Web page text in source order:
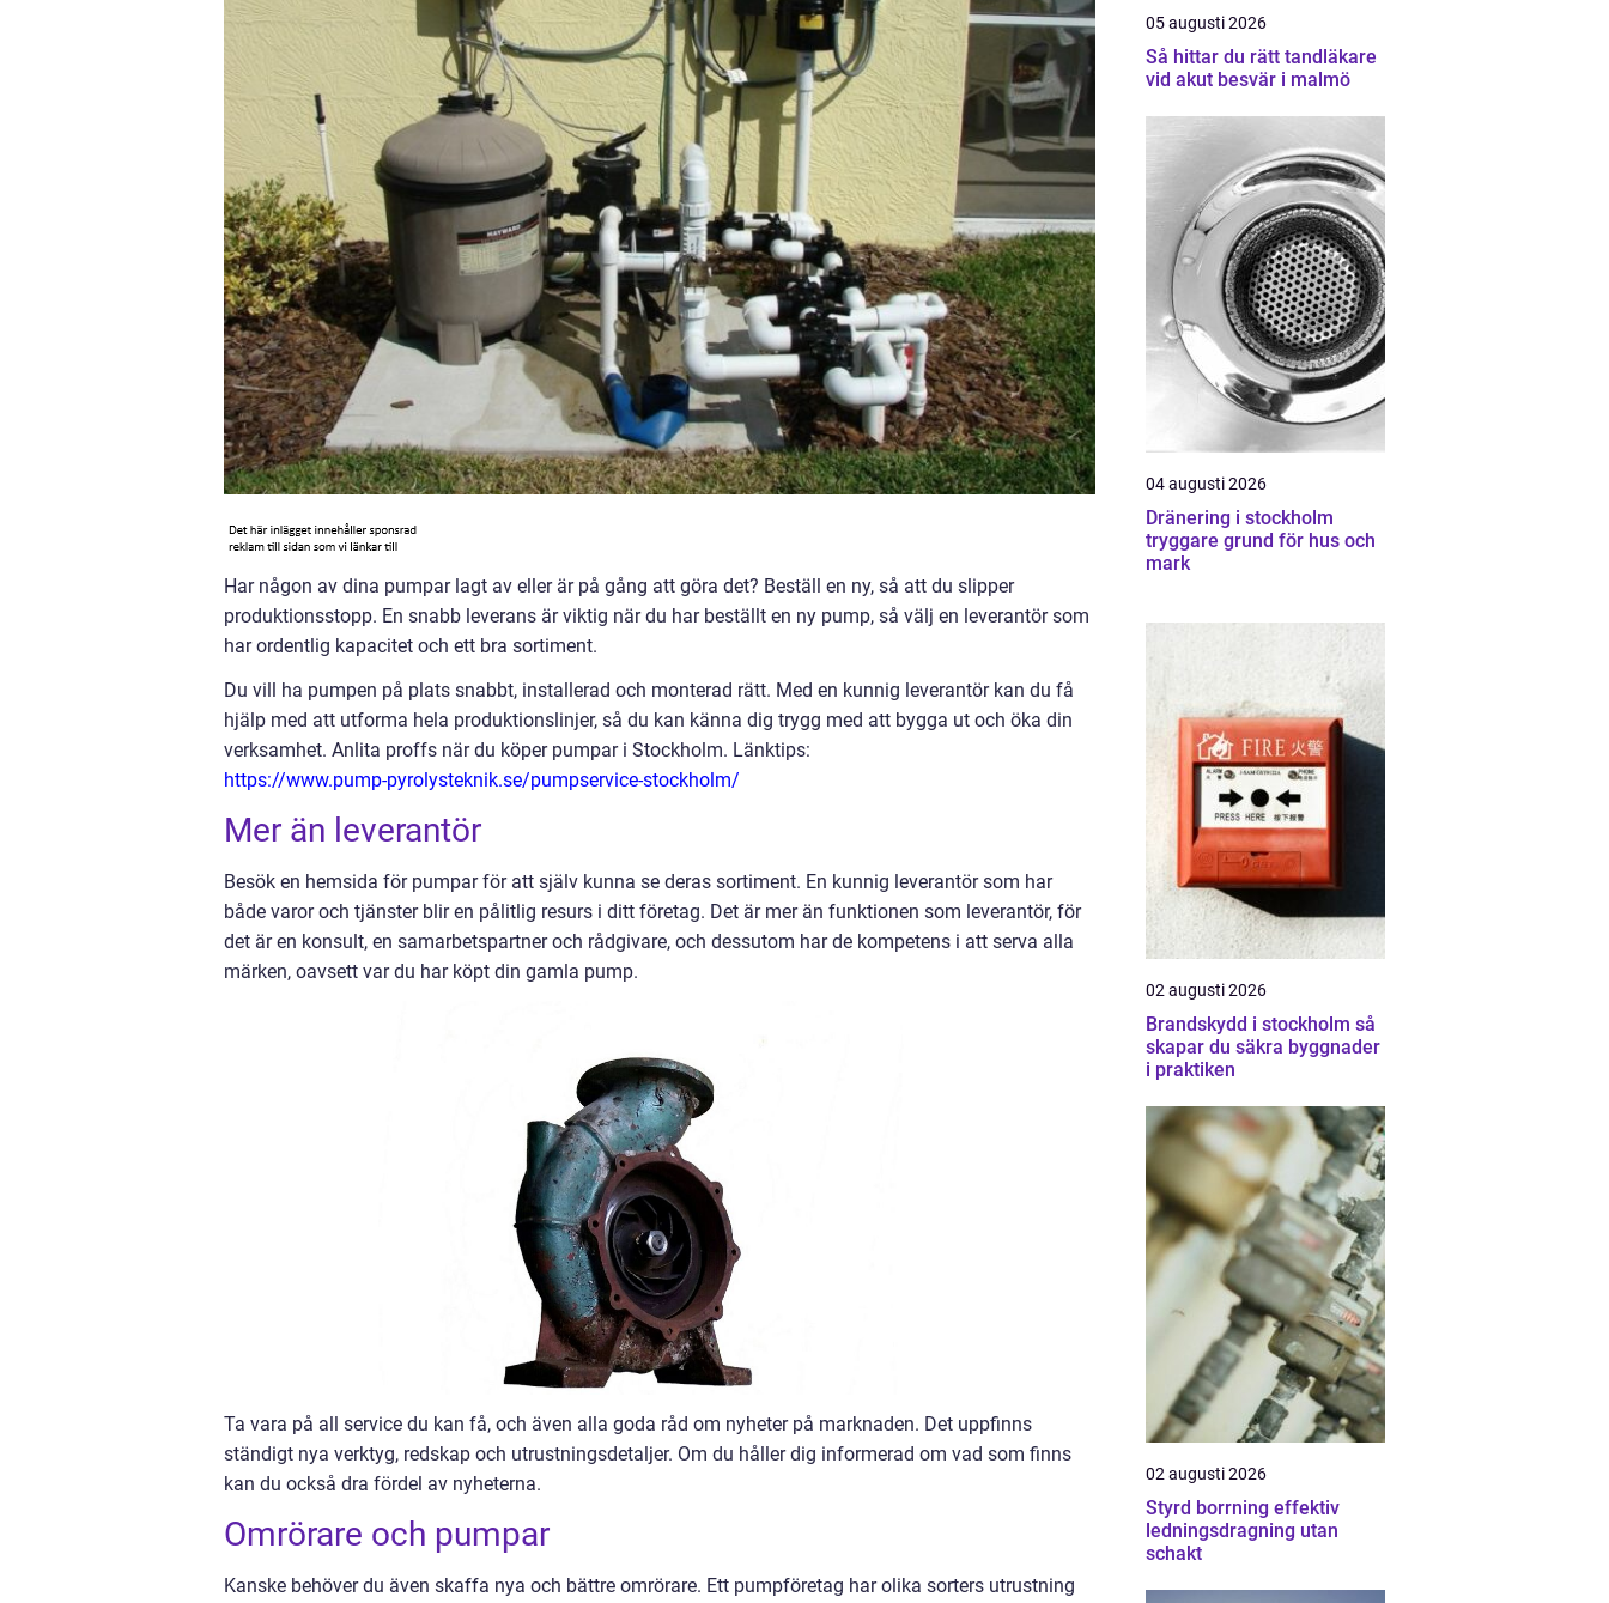
Har någon av dina pumpar lagt av eller är på gång att göra det? Beställ en ny, så att du slipper
produktionsstopp. En snabb leverans är viktig när du har beställt en ny pump, så välj en leverantör som
har ordentlig kapacitet och ett bra sortiment.
Du vill ha pumpen på plats snabbt, installerad och monterad rätt. Med en kunnig leverantör kan du få
hjälp med att utforma hela produktionslinjer, så du kan känna dig trygg med att bygga ut och öka din
verksamhet. Anlita proffs när du köper pumpar i Stockholm. Länktips:
https://www.pump-pyrolysteknik.se/pumpservice-stockholm/
Mer än leverantör
Besök en hemsida för pumpar för att själv kunna se deras sortiment. En kunnig leverantör som har
både varor och tjänster blir en pålitlig resurs i ditt företag. Det är mer än funktionen som leverantör, för
det är en konsult, en samarbetspartner och rådgivare, och dessutom har de kompetens i att serva alla
märken, oavsett var du har köpt din gamla pump.
Ta vara på all service du kan få, och även alla goda råd om nyheter på marknaden. Det uppfinns
ständigt nya verktyg, redskap och utrustningsdetaljer. Om du håller dig informerad om vad som finns
kan du också dra fördel av nyheterna.
Omrörare och pumpar
Kanske behöver du även skaffa nya och bättre omrörare. Ett pumpföretag har olika sorters utrustning
05 augusti 2026
Så hittar du rätt tandläkare
vid akut besvär i malmö
04 augusti 2026
Dränering i stockholm
tryggare grund för hus och
mark
02 augusti 2026
Brandskydd i stockholm så
skapar du säkra byggnader
i praktiken
02 augusti 2026
Styrd borrning effektiv
ledningsdragning utan
schakt